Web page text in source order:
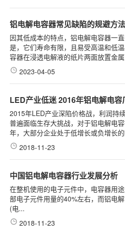
铝电解电容器常见缺陷的规避方法
因其低成本的特点，铝电解电容器一
是，它们寿命有限，且易受高温和低
容器在浸透电解液的纸片两面放置金
2023-04-05
LED产业低迷 2016年铝电解电
2015年LED产业深陷价格战，利润持
普遍面临生存大挑战，对于铝电解电
年，大部分企业处于低增长或负增长
2018-11-23
中国铝电解电容器行业发展分析
在整机使用的电子元件中，电容器用
部电子元件用量的40%左右，而铝电
(电...
2018-11-23